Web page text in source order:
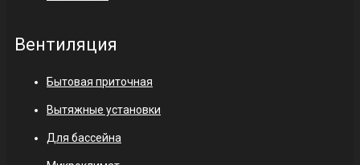
Вентиляция
Бытовая приточная
Вытяжные установки
Для бассейна